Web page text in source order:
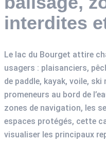
interdites
Le lac du Bourget attire
usagers : plaisanciers,
de paddle, kayak, voile,
promeneurs au bord de
zones de navigation, les
espaces protégés, cette
visualiser les principaux